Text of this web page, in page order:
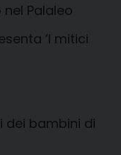
Palaleo
‘I mitici
dei bambini di